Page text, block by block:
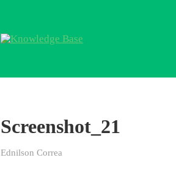
Screenshot_21
Ednilson Correa